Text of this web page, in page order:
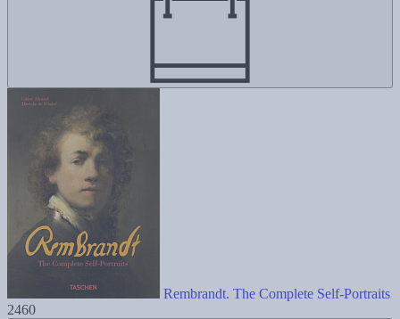
Rembrandt. The Complete Self-Portraits
2460